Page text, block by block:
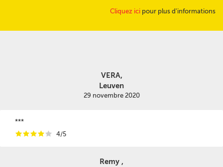
Cliquez ici pour plus d'informations
VERA,
Leuven
29 novembre 2020
***
iiiii 4/5
Remy ,